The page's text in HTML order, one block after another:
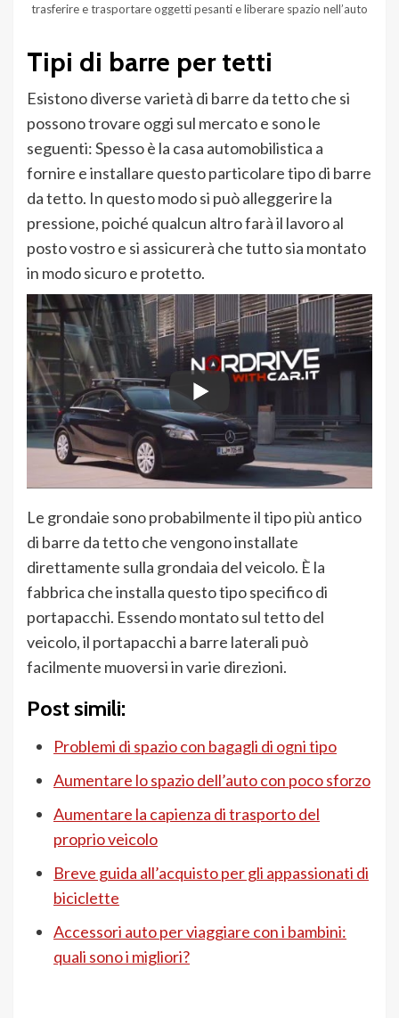
trasferire e trasportare oggetti pesanti e liberare spazio nell’auto
Tipi di barre per tetti
Esistono diverse varietà di barre da tetto che si
possono trovare oggi sul mercato e sono le
seguenti: Spesso è la casa automobilistica a
fornire e installare questo particolare tipo di barre
da tetto. In questo modo si può alleggerire la
pressione, poiché qualcun altro farà il lavoro al
posto vostro e si assicurerà che tutto sia montato
in modo sicuro e protetto.
Le grondaie sono probabilmente il tipo più antico
di barre da tetto che vengono installate
direttamente sulla grondaia del veicolo. È la
fabbrica che installa questo tipo specifico di
portapacchi. Essendo montato sul tetto del
veicolo, il portapacchi a barre laterali può
facilmente muoversi in varie direzioni.
Post simili:
Problemi di spazio con bagagli di ogni tipo
Aumentare lo spazio dell’auto con poco sforzo
Aumentare la capienza di trasporto del
proprio veicolo
Breve guida all’acquisto per gli appassionati di
biciclette
Accessori auto per viaggiare con i bambini:
quali sono i migliori?